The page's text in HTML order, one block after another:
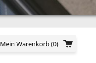
Mein Warenkorb(0)